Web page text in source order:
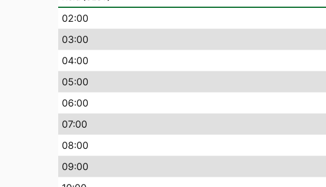
02:00
03:00
04:00
05:00
06:00
07:00
08:00
09:00